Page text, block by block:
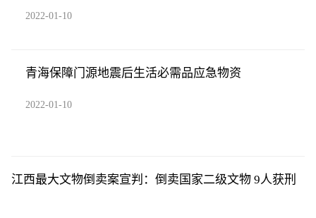
2022-01-10
青海保障门源地震后生活必需品应急物资
2022-01-10
江西最大文物倒卖案宣判：倒卖国家二级文物 9人获刑